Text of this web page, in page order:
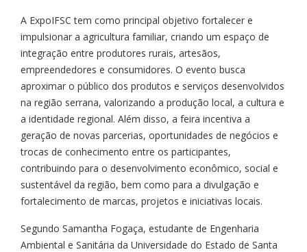
A ExpoIFSC tem como principal objetivo fortalecer e
impulsionar a agricultura familiar, criando um espaço de
integração entre produtores rurais, artesãos,
empreendedores e consumidores. O evento busca
aproximar o público dos produtos e serviços desenvolvidos
na região serrana, valorizando a produção local, a cultura e
a identidade regional. Além disso, a feira incentiva a
geração de novas parcerias, oportunidades de negócios e
trocas de conhecimento entre os participantes,
contribuindo para o desenvolvimento econômico, social e
sustentável da região, bem como para a divulgação e
fortalecimento de marcas, projetos e iniciativas locais.
Segundo Samantha Fogaça, estudante de Engenharia
Ambiental e Sanitária da Universidade do Estado de Santa